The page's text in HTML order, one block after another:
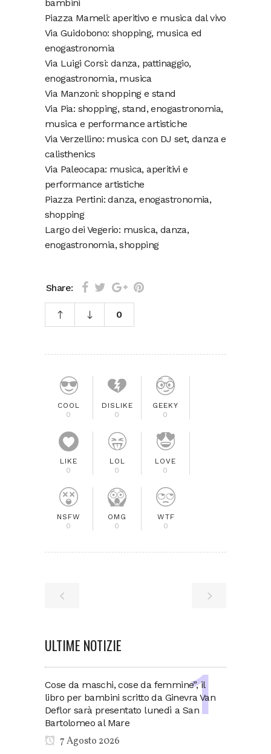
bambini
Piazza Mameli: aperitivo e musica dal vivo
Via Guidobono: shopping, musica ed
enogastronomia
Via Luigi Corsi: danza, pattinaggio,
enogastronomia, musica
Via Manzoni: shopping e stand
Via Pia: shopping, stand, enogastronomia,
musica e performance artistiche
Via Verzellino: musica con DJ set, danza e
calisthenics
Via Paleocapa: musica, aperitivi e
performance artistiche
Piazza Pertini: danza, enogastronomia,
shopping
Largo dei Vegerio: musica, danza,
enogastronomia, shopping
Share:
0
COOL
0
DISLIKE
0
GEEKY
0
LIKE
0
LOL
0
LOVE
0
NSFW
0
OMG
0
WTF
0
ULTIME NOTIZIE
Cose da maschi, cose da femmine”, il
libro per bambini scritto da Ginevra Van
Deflor sarà presentato lunedì a San
Bartolomeo al Mare
7 Agosto 2026